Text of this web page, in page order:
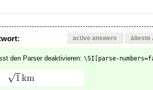
active answers älteste
den Parser deaktivieren: \SI[parse-